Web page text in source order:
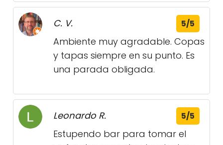
C. V. 5/5
Ambiente muy agradable. Copas
y tapas siempre en su punto. Es
una parada obligada.
Leonardo R. 5/5
Estupendo bar para tomar el